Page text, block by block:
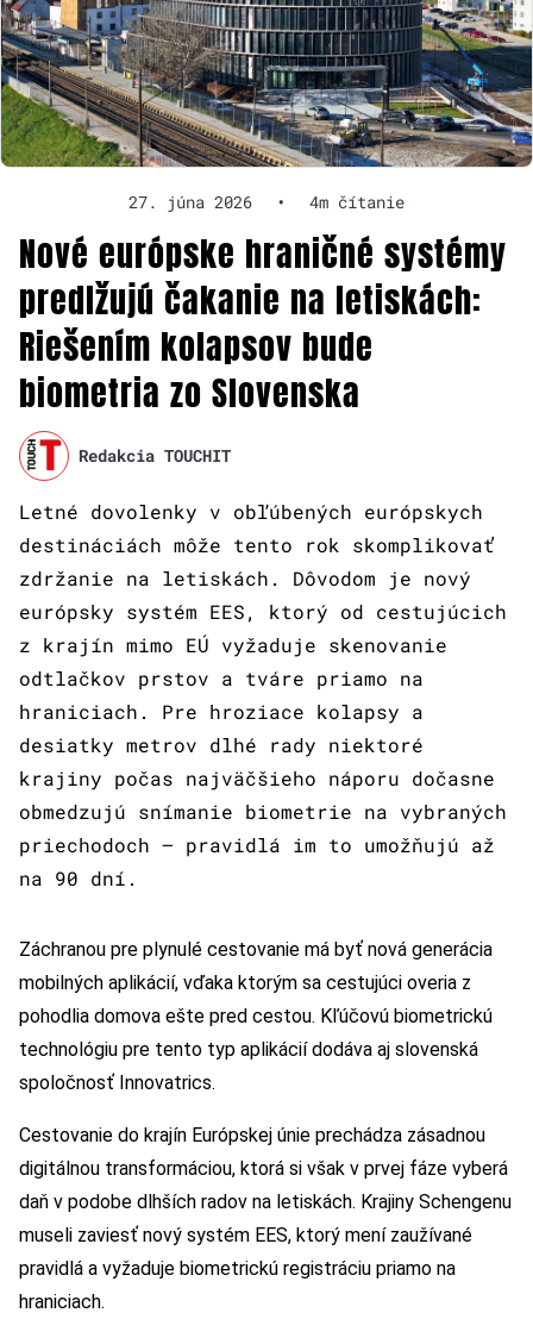
27. júna 2026 • 4m čítanie
Nové európske hraničné systémy
predlžujú čakanie na letiskách:
Riešením kolapsov bude
biometria zo Slovenska
Redakcia TOUCHIT
Letné dovolenky v obľúbených európskych
destináciách môže tento rok skomplikovať
zdržanie na letiskách. Dôvodom je nový
európsky systém EES, ktorý od cestujúcich
z krajín mimo EÚ vyžaduje skenovanie
odtlačkov prstov a tváre priamo na
hraniciach. Pre hroziace kolapsy a
desiatky metrov dlhé rady niektoré
krajiny počas najväčšieho náporu dočasne
obmedzujú snímanie biometrie na vybraných
priechodoch – pravidlá im to umožňujú až
na 90 dní.
Záchranou pre plynulé cestovanie má byť nová generácia
mobilných aplikácií, vďaka ktorým sa cestujúci overia z
pohodlia domova ešte pred cestou. Kľúčovú biometrickú
technológiu pre tento typ aplikácií dodáva aj slovenská
spoločnosť Innovatrics.
Cestovanie do krajín Európskej únie prechádza zásadnou
digitálnou transformáciou, ktorá si však v prvej fáze vyberá
daň v podobe dlhších radov na letiskách. Krajiny Schengenu
museli zaviesť nový systém EES, ktorý mení zaužívané
pravidlá a vyžaduje biometrickú registráciu priamo na
hraniciach.